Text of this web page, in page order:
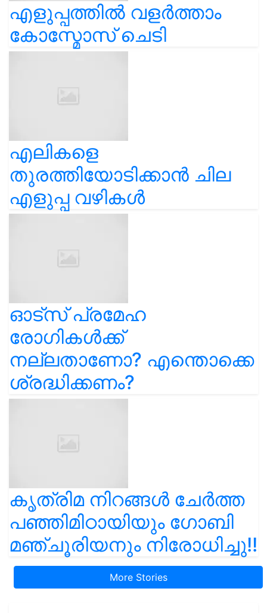
എളുപ്പത്തിൽ വളർത്താം
കോസ്മോസ് ചെടി
എലികളെ
തുരത്തിയോടിക്കാൻ ചില
എളുപ്പ വഴികൾ
ഓട്സ് പ്രമേഹ
രോഗികൾക്ക്
നല്ലതാണോ? എന്തൊക്കെ
ശ്രദ്ധിക്കണം?
കൃത്രിമ നിറങ്ങൾ ചേർത്ത
പഞ്ഞിമിഠായിയും ഗോബി
മഞ്ചൂരിയനും നിരോധിച്ചു!!
More Stories